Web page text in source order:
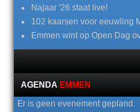
Najaar '26 staat live!
102 kaarsen voor eeuwling
Emmen wint op Open Dag
AGENDA EMMEN
Er is geen evenement gepland.